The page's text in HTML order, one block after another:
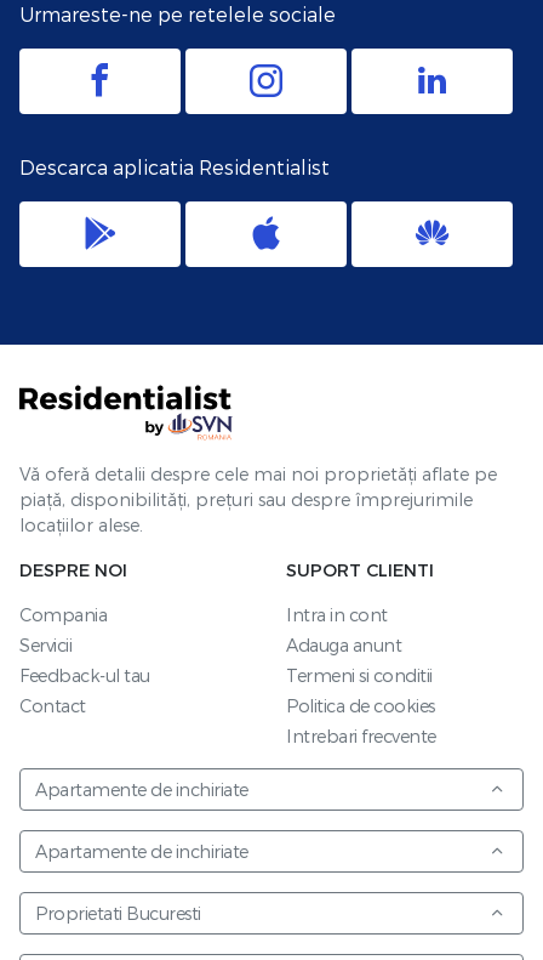
Urmareste-ne pe retelele sociale
Descarca aplicatia Residentialist
Vă oferă detalii despre cele mai noi proprietăți aflate pe
piață, disponibilități, prețuri sau despre împrejurimile
locațiilor alese.
DESPRE NOI
Compania
Servicii
Feedback-ul tau
Contact
SUPORT CLIENTI
Intra in cont
Adauga anunt
Termeni si conditii
Politica de cookies
Intrebari frecvente
Apartamente de inchiriate
Apartamente de inchiriate
Proprietati Bucuresti